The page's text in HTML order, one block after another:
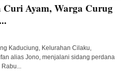
Ayam, Warga Curug
Kaduciung, Kelurahan Cilaku,
alias Jono, menjalani sidang perdana